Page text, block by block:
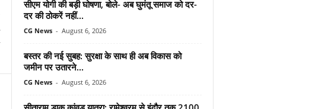
सीएम योगी की बड़ी घोषणा, बोले- अब घुमंतू समाज को दर-
दर की ठोकरें नहीं...
CG News - August 6, 2026
बस्तर की नई सुबह: सुरक्षा के साथ ही अब विकास को
जमीन पर उतारने...
CG News - August 6, 2026